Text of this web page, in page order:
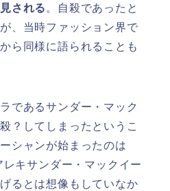
される 。自殺であったと
、当時ファッション界で
ら同様に語られることも
であるサンダー・マック
？してしまったというこ
シャンが始まったのは
キサンダー・マックイー
るとは想像もしていなか